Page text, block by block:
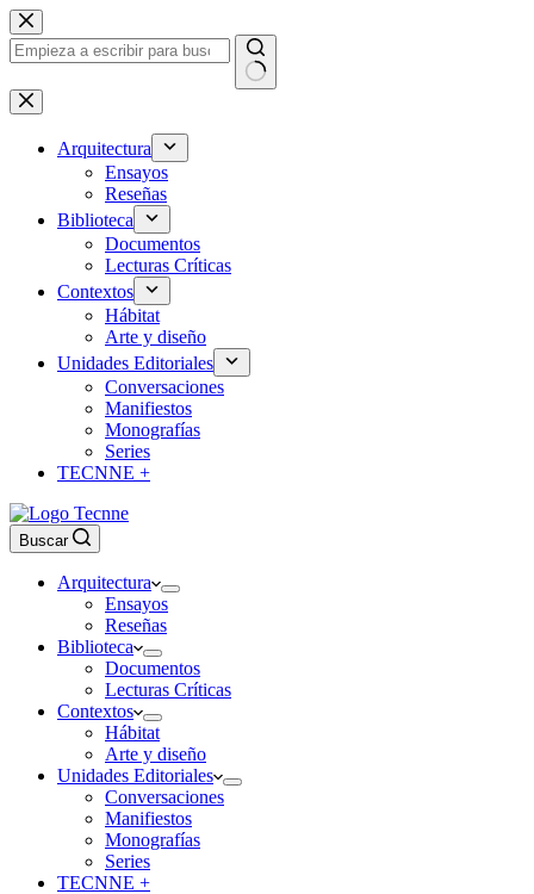
Saltar
al
contenido
Sin
resultados
Arquitectura
Ensayos
Reseñas
Biblioteca
Documentos
Lecturas Críticas
Contextos
Hábitat
Arte y diseño
Unidades Editoriales
Conversaciones
Manifiestos
Monografías
Series
TECNNE +
Buscar
Arquitectura
Ensayos
Reseñas
Biblioteca
Documentos
Lecturas Críticas
Contextos
Hábitat
Arte y diseño
Unidades Editoriales
Conversaciones
Manifiestos
Monografías
Series
TECNNE +